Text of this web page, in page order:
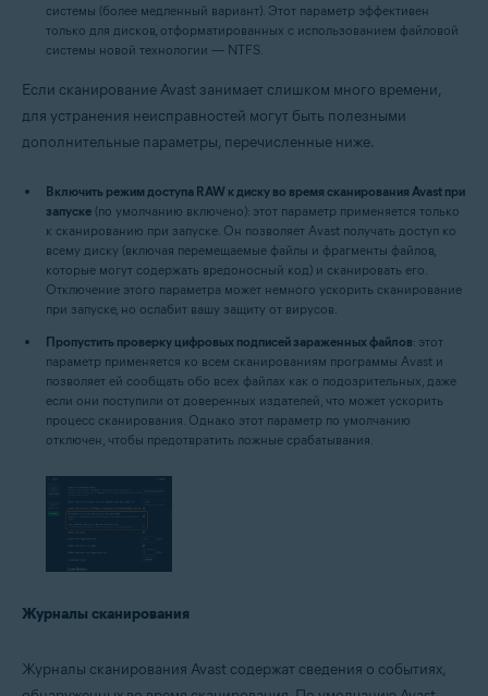
системы (более медленный вариант). Этот параметр эффективен
только для дисков, отформатированных с использованием файловой
системы новой технологии — NTFS.
Если сканирование Avast занимает слишком много времени,
для устранения неисправностей могут быть полезными
дополнительные параметры, перечисленные ниже.
Включить режим доступа RAW к диску во время сканирования Avast при
запуске (по умолчанию включено): этот параметр применяется только
к сканированию при запуске. Он позволяет Avast получать доступ ко
всему диску (включая перемещаемые файлы и фрагменты файлов,
которые могут содержать вредоносный код) и сканировать его.
Отключение этого параметра может немного ускорить сканирование
при запуске, но ослабит вашу защиту от вирусов.
Пропустить проверку цифровых подписей зараженных файлов: этот
параметр применяется ко всем сканированиям программы Avast и
позволяет ей сообщать обо всех файлах как о подозрительных, даже
если они поступили от доверенных издателей, что может ускорить
процесс сканирования. Однако этот параметр по умолчанию
отключен, чтобы предотвратить ложные срабатывания.
Журналы сканирования
Журналы сканирования Avast содержат сведения о событиях,